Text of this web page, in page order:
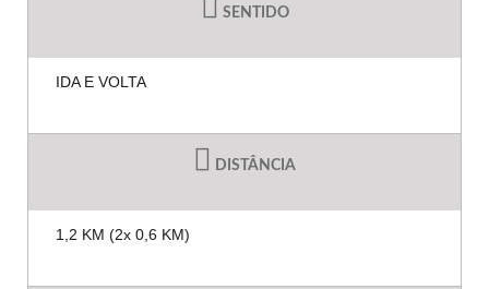
SENTIDO
IDA E VOLTA
DISTÂNCIA
1,2 KM (2x 0,6 KM)